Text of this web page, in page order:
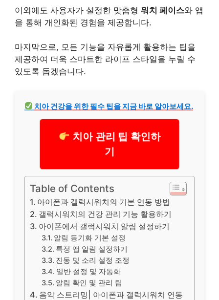
이외에도 사용자가 설정한 맞춤형 워치 페이스와 앱
을 통해 개인화된 경험을 제공합니다.
마지막으로, 모든 기능을 자유롭게 활용하는 팁을
제공하여 더욱 스마트한 라이프 스타일을 누릴 수
있도록 돕겠습니다.
치아건강을 위한 필수 팁을 지금 바로 알아보세요.
치아 관리 팁 확인하
기
Table of Contents
아이폰과 갤럭시워치의 기본 연동 방법
갤럭시워치의 건강 관리 기능 활용하기
아이폰에서 갤럭시워치 알림 설정하기
알림 동기화 기본 설정
특정 앱 알림 설정하기
진동 및 소리 설정 조정
일반 설정 및 자동화
알림 확인 및 관리 팁
음악 스트리밍| 아이폰과 갤럭시워치 연동